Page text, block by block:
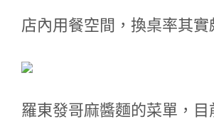
店內用餐空間，換桌率其
羅東發哥麻醬麵的菜單，